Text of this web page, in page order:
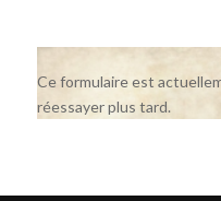
Ce formulaire est
réessayer plus tard.